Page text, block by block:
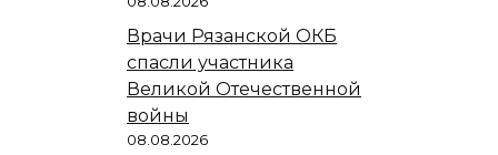
Врачи Рязанской ОКБ
спасли участника
Великой Отечественной
войны
08.08.2026